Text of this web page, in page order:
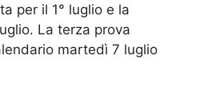
per il 1° luglio e la
La terza prova
martedì 7 luglio